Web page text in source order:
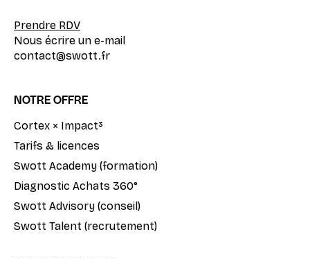
Prendre RDV
Nous écrire un e-mail
contact@swott.fr
NOTRE OFFRE
Cortex × Impact³
Tarifs & licences
Swott Academy (formation)
Diagnostic Achats 360°
Swott Advisory (conseil)
Swott Talent (recrutement)